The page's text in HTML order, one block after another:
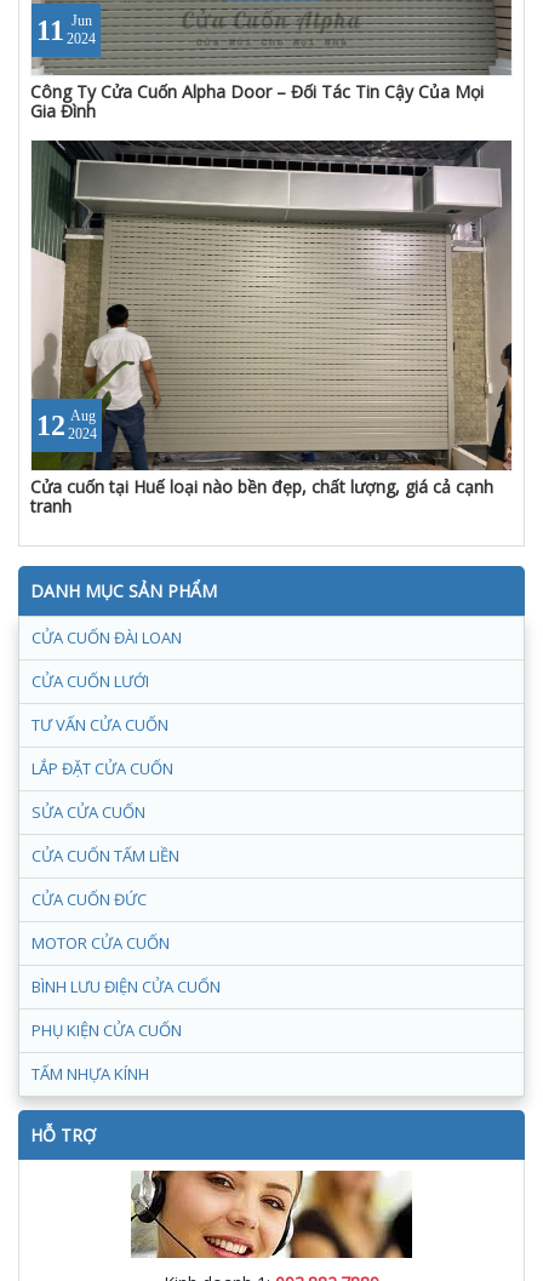
DANH MỤC SẢN PHẨM
CỬA CUỐN ĐÀI LOAN
CỬA CUỐN LƯỚI
TƯ VẤN CỬA CUỐN
LẮP ĐẶT CỬA CUỐN
SỬA CỬA CUỐN
CỬA CUỐN TẤM LIỀN
CỬA CUỐN ĐỨC
MOTOR CỬA CUỐN
BÌNH LƯU ĐIỆN CỬA CUỐN
PHỤ KIỆN CỬA CUỐN
TẤM NHỰA KÍNH
HỖ TRỢ
11 Jun
2024
Công Ty Cửa Cuốn Alpha Door – Đối Tác Tin Cậy Của Mọi
Gia Đình
12 Aug
2024
Cửa cuốn tại Huế loại nào bền đẹp, chất lượng, giá cả cạnh
tranh